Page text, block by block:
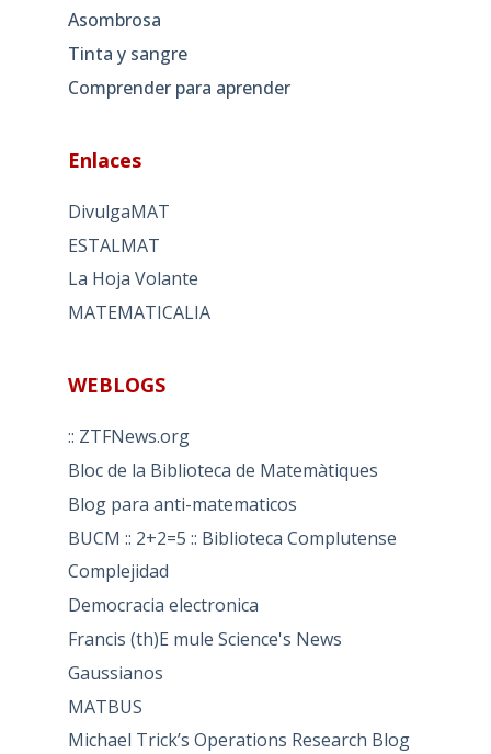
Asombrosa
Tinta y sangre
Comprender para aprender
Enlaces
DivulgaMAT
ESTALMAT
La Hoja Volante
MATEMATICALIA
WEBLOGS
:: ZTFNews.org
Bloc de la Biblioteca de Matemàtiques
Blog para anti-matematicos
BUCM :: 2+2=5 :: Biblioteca Complutense
Complejidad
Democracia electronica
Francis (th)E mule Science's News
Gaussianos
MATBUS
Michael Trick’s Operations Research Blog